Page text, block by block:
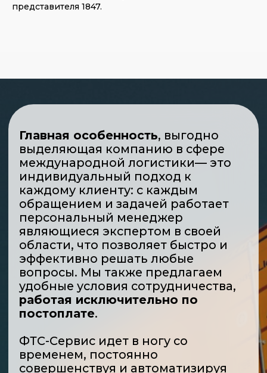
представителя 1847.
обращением и задачей работает
персональный менеджер
постоплате.
временем, постоянно
процессы, анализируя пожелания
и предложения партнеров и
клиентов, а также проводя
эффективную работу над
ошибками.